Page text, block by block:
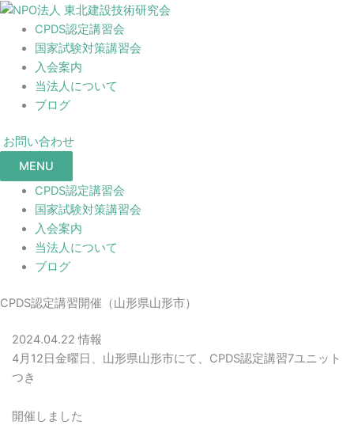
CPDS認定講習会
国家試験対策講習会
入会案内
当法人について
ブログ
お問い合わせ
MENU
CPDS認定講習会
国家試験対策講習会
入会案内
当法人について
ブログ
CPDS認定講習開催（山形県山形市）
2024.04.22 情報
4月12日金曜日、山形県山形市にて、CPDS認定講習7ユニット
つき
開催しました